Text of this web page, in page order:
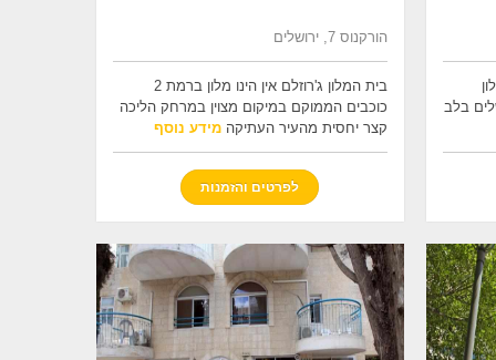
בלב
הורקנוס 7, ירושלים
בית המלון ג'רוזלם אין הינו מלון ברמת 2
כוכבים הממוקם במיקום מצוין במרחק הליכה
קצר יחסית מהעיר העתיקהמידע נוסף
לפרטים והזמנות